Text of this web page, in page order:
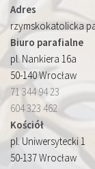
Adres
rzymskokatolicka
Biuro parafialne
pl. Nankiera 16a
50-140 Wrocław
71 344 94 23
604 323 462
Kościół
pl. Uniwersytecki 1
50-137 Wrocław